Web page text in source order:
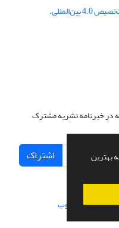
بهترین
.
در خبرنامه نشریه مشترک
اشتراک
سازی از سیناوب